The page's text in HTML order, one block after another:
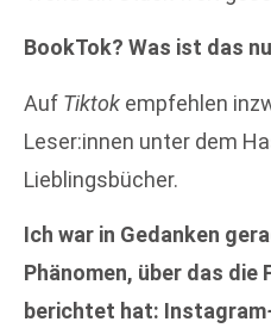
BookTok? Was ist das
Auf Tiktok empfehlen
Leser:innen unter dem
Lieblingsbücher.
Ich war in Gedanken
Phänomen, über das die
berichtet hat: Instagram